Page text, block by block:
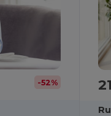
-52%